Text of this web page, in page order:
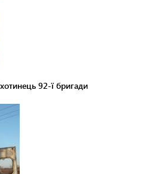
92-ї бригади